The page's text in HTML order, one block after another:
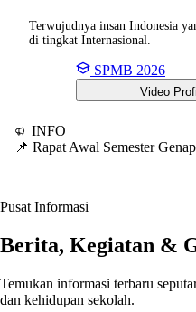
Terwujudnya insan Indonesia
di tingkat Internasional.
SPMB 2026
Video
INFO
📌 Rapat Awal Semester
Pusat Informasi
Berita, Kegiatan &
Temukan informasi terbaru
dan kehidupan sekolah.